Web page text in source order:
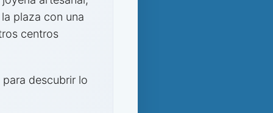
plaza con una
centros
descubrir lo